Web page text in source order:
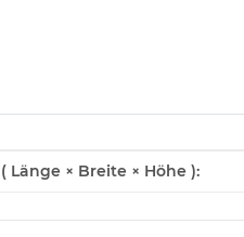
anzeigen
Länge × Breite × Höhe ):